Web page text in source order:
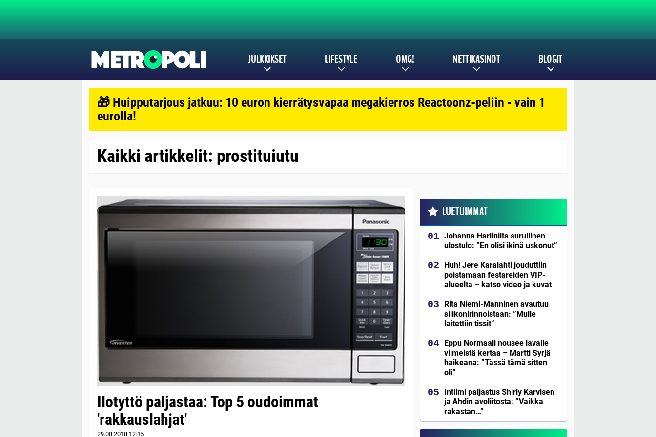
JULKKIKSET LIFESTYLE OMG! NETTIKASINOT BLOGIT
🎁 Huipputarjous jatkuu: 10 euron kierrätysvapaa megakierros Reactoonz-peliin - vain 1
eurolla!
Kaikki artikkelit: prostituiutu
Ilotyttö paljastaa: Top 5 oudoimmat
'rakkauslahjat'
29.08.2018 12:15
LUETUIMMAT
Johanna Harlinilta surullinen
ulostulo: ”En olisi ikinä uskonut”
Huh! Jere Karalahti jouduttiin
poistamaan festareiden VIP-
alueelta – katso video ja kuvat
Rita Niemi-Manninen avautuu
silikonirinnoistaan: ”Mulle
laitettiin tissit”
Eppu Normaali nousee lavalle
viimeistä kertaa – Martti Syrjä
haikeana: ”Tässä tämä sitten
oli”
Intiimi paljastus Shirly Karvisen
ja Ahdin avoliitosta: ”Vaikka
rakastan…”